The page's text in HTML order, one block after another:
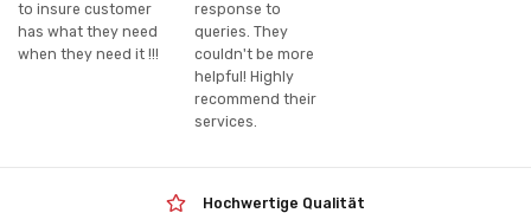
to insure customer
has what they need
when they need it !!!
response to
queries. They
couldn't be more
helpful! Highly
recommend their
services.
Hochwertige Qualität